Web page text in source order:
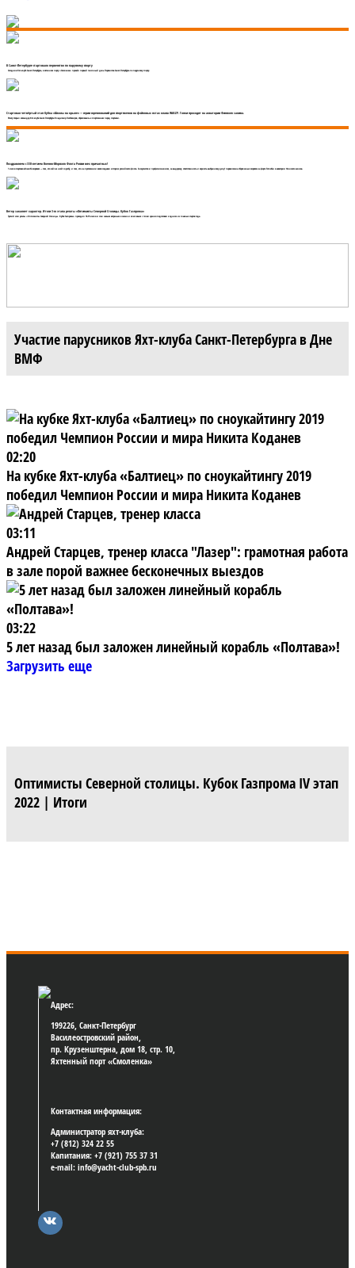
В Санкт-Петербурге стартовало первенство по парусному спорту
Сегодня в Яхт-клубе Санкт-Петербурга, в яхтенном порту «Смоленка» прошёл первый гоночный день Первенства Санкт-Петербурга по парусному спорту.
Стартовал четвёртый этап Кубка «Школы на крыле» — серии соревнований для спортсменов на фойловых яхтах класса WASZP. Гонки проходят на акватории Финского залива.
Регату открыл командор Яхт-клуба Санкт-Петербурга Владимир Любомиров, обратившись к спортсменам перед стартами.
Поздравляем с 330-летием Военно-Морского Флота России всех причастных!
1 июля стартовалаСпасибо морякам — тем, кто сейчас несёт службу, и тем, кто на протяжении веков создавал историю российского флота. За мужество и профессионализм, за выдержку, ответственность и верность выбранному делу! первая смена сборов юных моряков на форте Тотлебен в акватории Финского залива.
Ветер закаляет характер. Итоги 3-го этапа регаты «Оптимисты Северной Столицы. Кубок Газпрома»
Третий этап регаты «Оптимисты Северной Столицы. Кубок Газпрома» проходил 18-19 июля и стал самым ветреным в сезоне и ключевым с точки зрения подготовки к одним из главных стартов года.
Участие парусников Яхт-клуба Санкт-Петербурга в Дне
ВМФ
02:20
На кубке Яхт-клуба «Балтиец» по сноукайтингу 2019
победил Чемпион России и мира Никита Коданев
03:11
Андрей Старцев, тренер класса "Лазер": грамотная работа
в зале порой важнее бесконечных выездов
03:22
5 лет назад был заложен линейный корабль «Полтава»!
Загрузить еще
Оптимисты Северной столицы. Кубок Газпрома IV этап
2022 | Итоги
Адрес:
199226, Санкт-Петербург
Василеостровский район,
пр. Крузенштерна, дом 18, стр. 10,
Яхтенный порт «Смоленка»
Контактная информация:
Администратор яхт-клуба:
+7 (812) 324 22 55
Капитания: +7 (921) 755 37 31
e-mail: info@yacht-club-spb.ru